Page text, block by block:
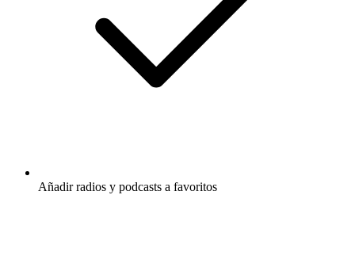
Añadir radios y podcasts a favoritos